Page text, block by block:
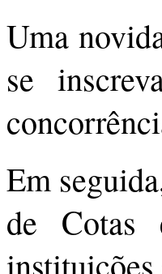
Uma
se
Em
de Cotas